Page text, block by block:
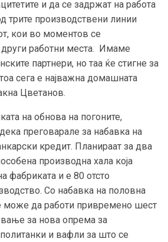
и да се задржат на работа
трите производствени линии
кои во моментов се
работни места. Имаме
партнери, но таа ќе стигне за
сега е најважна домашната
Цветанов.
на обнова на погоните,
преговарале за набавка на
кредит. Планираат за два
производна хала која
фабриката и е 80 отсто
Со набавка на половна
може да работи привремено шест
за нова опрема за
и вафли за што се